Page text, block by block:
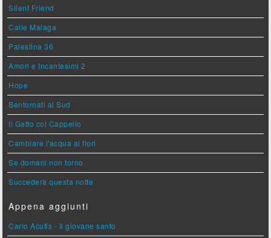
Silent Friend
Calle Malaga
Palestina 36
Amori e Incantesimi 2
Hope
Bentornati al Sud
Il Gatto col Cappello
Cambiare l'acqua ai fiori
Se domani non torno
Succederà questa notte
Appena aggiunti
Carlo Acutis - Il giovane santo